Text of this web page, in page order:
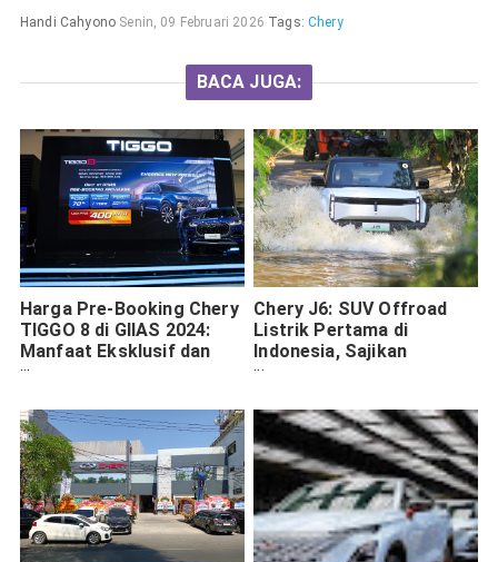
Handi Cahyono Senin, 09 Februari 2026 Tags:Chery
BACA JUGA:
Harga Pre-Booking Chery
TIGGO 8 di GIIAS 2024:
Manfaat Eksklusif dan
Buyback Guarantee
Chery J6: SUV Offroad
Listrik Pertama di
Indonesia, Sajikan
Ketangguhan dan